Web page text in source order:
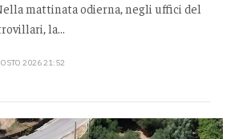
mattinata odierna, negli uffici del
la...
2026 21:52